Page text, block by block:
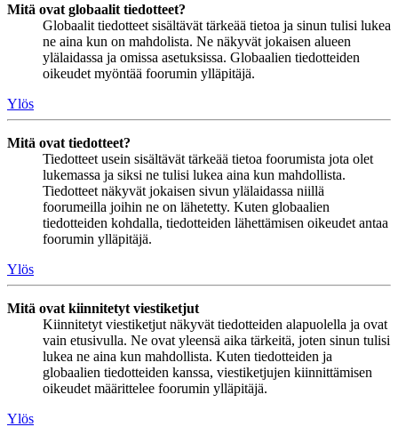
Mitä ovat globaalit tiedotteet?
Globaalit tiedotteet sisältävät tärkeää tietoa ja sinun tulisi lukea
ne aina kun on mahdolista. Ne näkyvät jokaisen alueen
ylälaidassa ja omissa asetuksissa. Globaalien tiedotteiden
oikeudet myöntää foorumin ylläpitäjä.
Ylös
Mitä ovat tiedotteet?
Tiedotteet usein sisältävät tärkeää tietoa foorumista jota olet
lukemassa ja siksi ne tulisi lukea aina kun mahdollista.
Tiedotteet näkyvät jokaisen sivun ylälaidassa niillä
foorumeilla joihin ne on lähetetty. Kuten globaalien
tiedotteiden kohdalla, tiedotteiden lähettämisen oikeudet antaa
foorumin ylläpitäjä.
Ylös
Mitä ovat kiinnitetyt viestiketjut
Kiinnitetyt viestiketjut näkyvät tiedotteiden alapuolella ja ovat
vain etusivulla. Ne ovat yleensä aika tärkeitä, joten sinun tulisi
lukea ne aina kun mahdollista. Kuten tiedotteiden ja
globaalien tiedotteiden kanssa, viestiketjujen kiinnittämisen
oikeudet määrittelee foorumin ylläpitäjä.
Ylös